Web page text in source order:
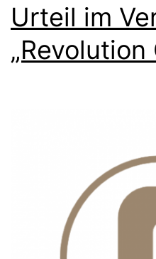
Urteil im
„Revolution